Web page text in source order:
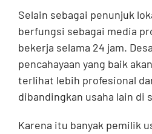
Selain sebagai penunjuk
berfungsi sebagai media
bekerja selama 24 jam.
pencahayaan yang baik
terlihat lebih profesional
dibandingkan usaha lain di
Karena itu banyak pemilik